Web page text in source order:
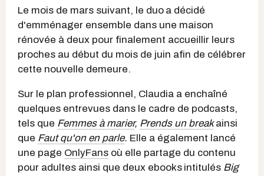
Le mois de mars suivant, le duo a décidé
d'emménager ensemble dans une maison
rénovée à deux pour finalement accueillir leurs
proches au début du mois de juin afin de célébrer
cette nouvelle demeure.
Sur le plan professionnel, Claudia a enchaîné
quelques entrevues dans le cadre de podcasts,
tels que Femmes à marier, Prends un break ainsi
que Faut qu'on en parle. Elle a également lancé
une page OnlyFans où elle partage du contenu
pour adultes ainsi que deux ebooks intitulés Big